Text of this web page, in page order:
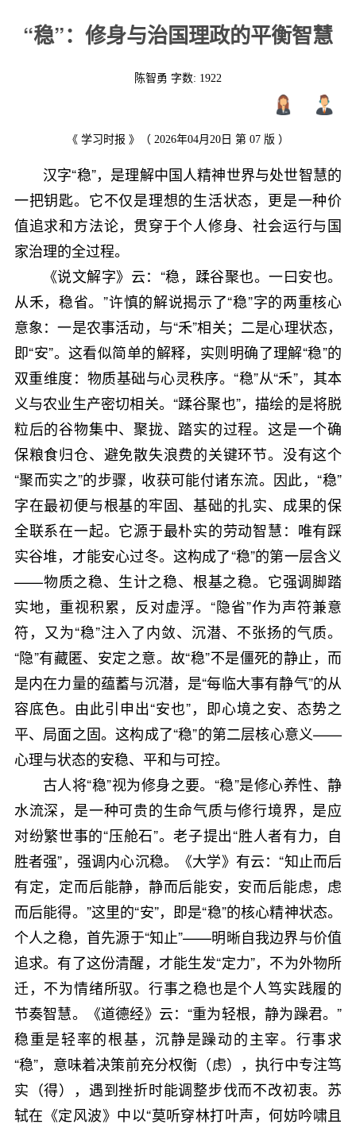
“稳”：修身与治国理政的平衡智慧
陈智勇 字数: 1922
《 学习时报 》（ 2026年04月20日 第 07 版 ）
汉字“稳”，是理解中国人精神世界与处世智慧的
一把钥匙。它不仅是理想的生活状态，更是一种价
值追求和方法论，贯穿于个人修身、社会运行与国
家治理的全过程。
《说文解字》云：“稳，蹂谷聚也。一曰安也。
从禾，稳省。”许慎的解说揭示了“稳”字的两重核心
意象：一是农事活动，与“禾”相关；二是心理状态，
即“安”。这看似简单的解释，实则明确了理解“稳”的
双重维度：物质基础与心灵秩序。“稳”从“禾”，其本
义与农业生产密切相关。“蹂谷聚也”，描绘的是将脱
粒后的谷物集中、聚拢、踏实的过程。这是一个确
保粮食归仓、避免散失浪费的关键环节。没有这个
“聚而实之”的步骤，收获可能付诸东流。因此，“稳”
字在最初便与根基的牢固、基础的扎实、成果的保
全联系在一起。它源于最朴实的劳动智慧：唯有踩
实谷堆，才能安心过冬。这构成了“稳”的第一层含义
——物质之稳、生计之稳、根基之稳。它强调脚踏
实地，重视积累，反对虚浮。“隐省”作为声符兼意
符，又为“稳”注入了内敛、沉潜、不张扬的气质。
“隐”有藏匿、安定之意。故“稳”不是僵死的静止，而
是内在力量的蕴蓄与沉潜，是“每临大事有静气”的从
容底色。由此引申出“安也”，即心境之安、态势之
平、局面之固。这构成了“稳”的第二层核心意义——
心理与状态的安稳、平和与可控。
古人将“稳”视为修身之要。“稳”是修心养性、静
水流深，是一种可贵的生命气质与修行境界，是应
对纷繁世事的“压舱石”。老子提出“胜人者有力，自
胜者强”，强调内心沉稳。《大学》有云：“知止而后
有定，定而后能静，静而后能安，安而后能虑，虑
而后能得。”这里的“安”，即是“稳”的核心精神状态。
个人之稳，首先源于“知止”——明晰自我边界与价值
追求。有了这份清醒，才能生发“定力”，不为外物所
迁，不为情绪所驭。行事之稳也是个人笃实践履的
节奏智慧。《道德经》云：“重为轻根，静为躁君。”
稳重是轻率的根基，沉静是躁动的主宰。行事求
“稳”，意味着决策前充分权衡（虑），执行中专注笃
实（得），遇到挫折时能调整步伐而不改初衷。苏
轼在《定风波》中以“莫听穿林打叶声，何妨吟啸且